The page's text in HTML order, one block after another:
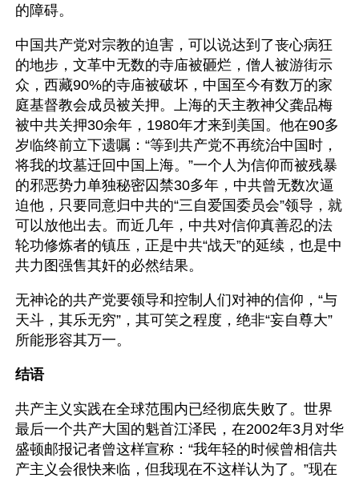
的障碍。
中国共产党对宗教的迫害，可以说达到了丧心病狂
的地步，文革中无数的寺庙被砸烂，僧人被游街示
众，西藏90%的寺庙被破坏，中国至今有数万的家
庭基督教会成员被关押。上海的天主教神父龚品梅
被中共关押30余年，1980年才来到美国。他在90多
岁临终前立下遗嘱：“等到共产党不再统治中国时，
将我的坟墓迁回中国上海。”一个人为信仰而被残暴
的邪恶势力单独秘密囚禁30多年，中共曾无数次逼
迫他，只要同意归中共的“三自爱国委员会”领导，就
可以放他出去。而近几年，中共对信仰真善忍的法
轮功修炼者的镇压，正是中共“战天”的延续，也是中
共力图强售其奸的必然结果。
无神论的共产党要领导和控制人们对神的信仰，“与
天斗，其乐无穷”，其可笑之程度，绝非“妄自尊大”
所能形容其万一。
结语
共产主义实践在全球范围内已经彻底失败了。世界
最后一个共产大国的魁首江泽民，在2002年3月对华
盛顿邮报记者曾这样宣称：“我年轻的时候曾相信共
产主义会很快来临，但我现在不这样认为了。”现在